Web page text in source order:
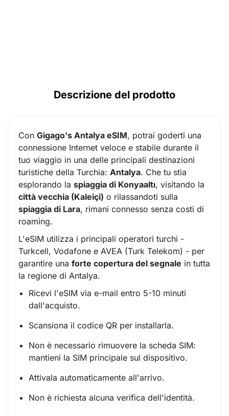
Descrizione del prodotto
Con Gigago's Antalya eSIM, potrai goderti una
connessione Internet veloce e stabile durante il
tuo viaggio in una delle principali destinazioni
turistiche della Turchia: Antalya. Che tu stia
esplorando la spiaggia di Konyaaltı, visitando la
città vecchia (Kaleiçi) o rilassandoti sulla
spiaggia di Lara, rimani connesso senza costi di
roaming.
L'eSIM utilizza i principali operatori turchi -
Turkcell, Vodafone e AVEA (Turk Telekom) - per
garantire una forte copertura del segnale in tutta
la regione di Antalya.
Ricevi l'eSIM via e-mail entro 5-10 minuti
dall'acquisto.
Scansiona il codice QR per installarla.
Non è necessario rimuovere la scheda SIM:
mantieni la SIM principale sul dispositivo.
Attivala automaticamente all'arrivo.
Non è richiesta alcuna verifica dell'identità.